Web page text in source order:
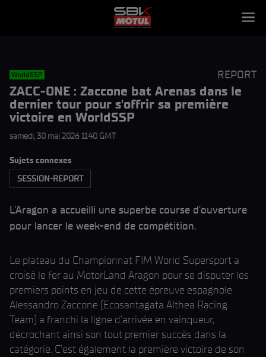
WorldSSP REPORT
ZACC-ONE : Zaccone bat Arenas dans le
dernier tour pour s'offrir sa première
victoire en WorldSSP
samedi, 30 mai 2026 11:40 GMT
Sujets connexes
SESSION-REPORT
L'Aragon a accueilli une superbe course d'ouverture
pour lancer le week-end de compétition.
Le plateau du Championnat FIM World Supersport a
croisé le fer au MotorLand Aragon pour se disputer les
premiers points en jeu de cette épreuve espagnole.
Alessandro Zaccone (Ecosantagata Althea Racing
Team) a franchi la ligne d'arrivée en vainqueur,
décrochant ainsi son tout premier succès dans la
catégorie. C'est également la première victoire de son